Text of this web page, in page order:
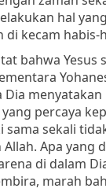
hal
kecam habis-
bahwa Yesus
percaya
sama sekali
Apa yang
di dalam
marah